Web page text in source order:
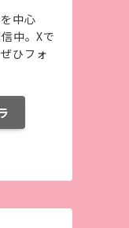
中心
中。Xで
ひフォ